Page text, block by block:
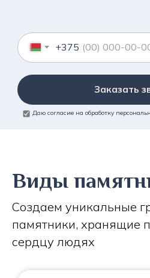
+375
Заказать
Даю согласие на обработку
Виды
Создаем уникальные
памятники, хранящие
сердцу людях